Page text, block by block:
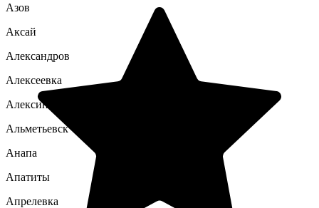
Азов
Аксай
Александров
Алексеевка
Алексин
Альметьевск
Анапа
Апатиты
Апрелевка